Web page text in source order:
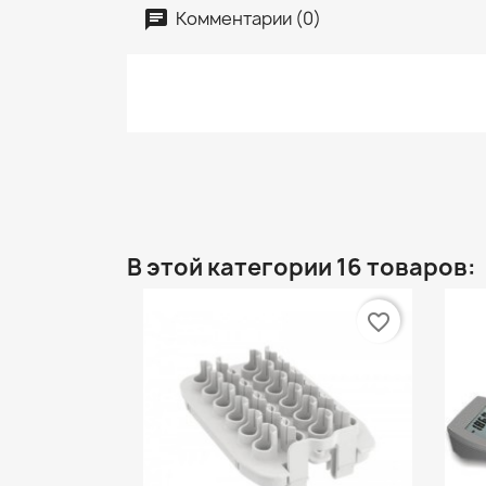
Комментарии (0)
В этой категории 16 товаров:
favorite_border